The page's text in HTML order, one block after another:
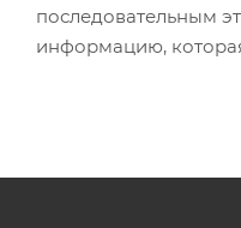
последовательным
информацию,